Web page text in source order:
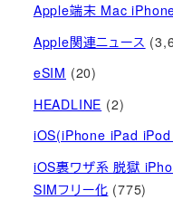
Apple端末 Mac
Apple関連ニュース
eSIM (20)
HEADLINE (2)
iOS(iPhone iPad
iOS裏ワザ系 脱獄
SIMフリー化 (775)